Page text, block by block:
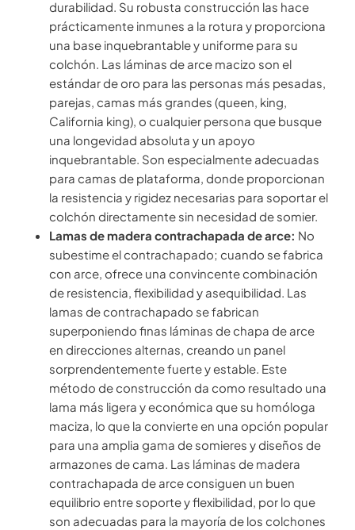
durabilidad. Su robusta construcción las hace
prácticamente inmunes a la rotura y proporciona
una base inquebrantable y uniforme para su
colchón. Las láminas de arce macizo son el
estándar de oro para las personas más pesadas,
parejas, camas más grandes (queen, king,
California king), o cualquier persona que busque
una longevidad absoluta y un apoyo
inquebrantable. Son especialmente adecuadas
para camas de plataforma, donde proporcionan
la resistencia y rigidez necesarias para soportar el
colchón directamente sin necesidad de somier.
Lamas de madera contrachapada de arce: No
subestime el contrachapado; cuando se fabrica
con arce, ofrece una convincente combinación
de resistencia, flexibilidad y asequibilidad. Las
lamas de contrachapado se fabrican
superponiendo finas láminas de chapa de arce
en direcciones alternas, creando un panel
sorprendentemente fuerte y estable. Este
método de construcción da como resultado una
lama más ligera y económica que su homóloga
maciza, lo que la convierte en una opción popular
para una amplia gama de somieres y diseños de
armazones de cama. Las láminas de madera
contrachapada de arce consiguen un buen
equilibrio entre soporte y flexibilidad, por lo que
son adecuadas para la mayoría de los colchones